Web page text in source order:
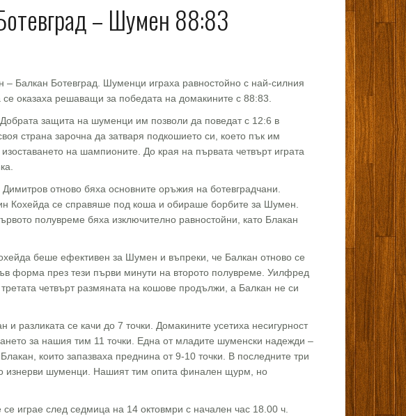
– Шумен 88:83
Балкан Ботевград. Шуменци играха равностойно с най-силния
оказаха решаващи за победата на домакините с 88:83.
защита на шуменци им позволи да поведат с 12:6 в
страна заpочна да затваря подкошието си, което пък им
на шампионите. До края на първата четвърт играта
отново бяха основните оръжия на ботевградчани.
Кохейда се справяше под коша и обираше борбите за Шумен.
полувреме бяха изключително равностойни, като Блакан
беше ефективен за Шумен и въпреки, че Балкан отново се
форма през тези първи минути на второто полувреме. Уилфред
четвърт размяната на кошове продължи, а Балкан не си
разликата се качи до 7 точки. Домакините усетиха несигурност
за нашия тим 11 точки. Една от младите шуменски надежди –
които запазваха преднина от 9-10 точки. В последните три
изнерви шуменци. Нашият тим опита финален щурм, но
играе след седмица на 14 октовмри с начален час 18.00 ч.